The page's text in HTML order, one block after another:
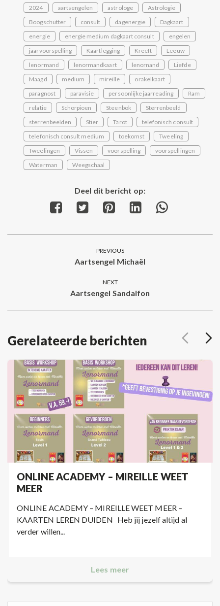
2024
aartsengelen astrologe
Astrologie
Boogschutter
consult dagenergie
Dagkaart
energie
energie medium dagkaart consult
engelen
jaarvoorspelling
Kaartlegging Kreeft
Leeuw
lenormand
lenormandkaart lenornand
Liefde
Maagd
medium mireille
orakelkaart
paragnost
paravisie persoonlijke jaarreading
Ram
relatie
Schorpioen Steenbok
Sterrenbeeld
sterrenbeelden
Stier Tarot
telefonisch consult
telefonisch consult medium
toekomst
Tweeling
Tweelingen
Vissen voorspelling
voorspellingen
Waterman
Weegschaal
Deel dit bericht op:
Share
Facebook
Share
Twitter
Share
Pinterest
Share
LinkedInWhatsApp
navigation
PREVIOUS
Previous
Aartsengel Michaël
NEXT
Next
post:
Aartsengel Sandalfon
Gerelateerde berichten
ONLINE ACADEMY – MIREILLE WEET
MEER
ONLINE ACADEMY – MIREILLE WEET MEER –
KAARTEN LEREN DUIDEN Heb jij jezelf altijd al
verder willen...
Lees meer